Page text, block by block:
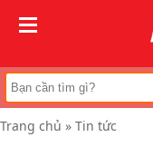
Trang
chủ
Thang
chữ
A
Trang chủ » Tin tức